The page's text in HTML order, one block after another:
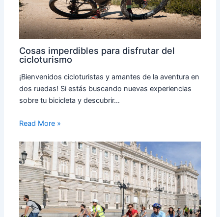
Cosas imperdibles para disfrutar del
cicloturismo
¡Bienvenidos cicloturistas y amantes de la aventura en
dos ruedas! Si estás buscando nuevas experiencias
sobre tu bicicleta y descubrir…
Read More »